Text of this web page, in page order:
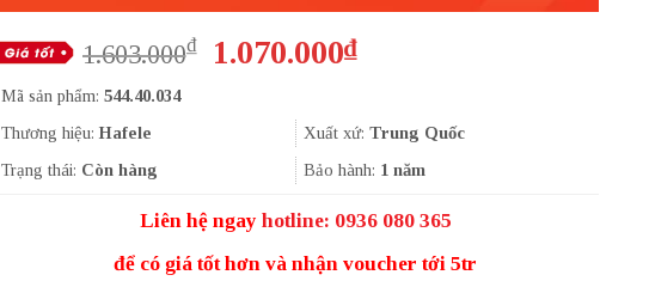
1.603.000₫
Giá
1.603.000₫.
1.070.000₫Giá
là:
1.070.000₫.
Mã sản phẩm: 544.40.034
Thương hiệu:Hafele Xuất xứ:Trung Quốc
Trạng thái: Còn hàng Bảo hành: 1 năm
Liên hệ ngay hotline: 0936 080 365
để có giá tốt hơn và nhận voucher tới 5tr